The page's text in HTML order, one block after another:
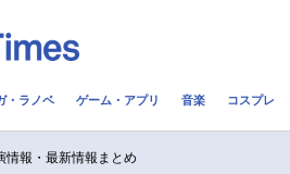
・ラノベ ゲーム・アプリ 音楽 コスプレ
情報・最新情報まとめ